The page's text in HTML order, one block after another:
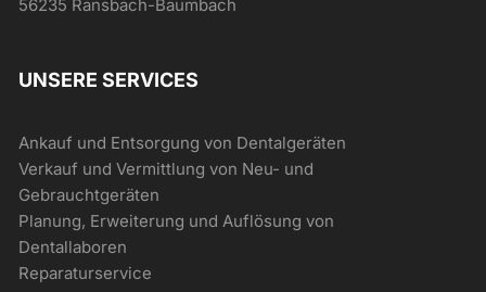
56235 Ransbach-Baumbach
UNSERE SERVICES
Ankauf und Entsorgung von Dentalgeräten
Verkauf und Vermittlung von Neu- und
Gebrauchtgeräten
Planung, Erweiterung und Auflösung von
Dentallaboren
Reparaturservice